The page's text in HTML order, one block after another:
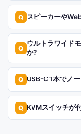
Q スピーカーや
Q
ウルトラワイド
か?
Q USB-C 1本でノ
Q KVMスイッチが